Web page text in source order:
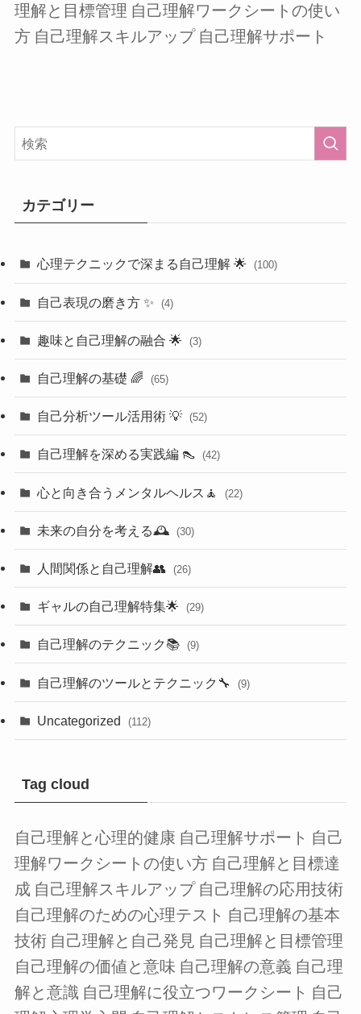
理解と目標管理 自己理解ワークシートの使い
方 自己理解スキルアップ 自己理解サポート
カテゴリー
心理テクニックで深まる自己理解 🌟 (100)
自己表現の磨き方 ✨ (4)
趣味と自己理解の融合 🌟 (3)
自己理解の基礎 🌈 (65)
自己分析ツール活用術 💡 (52)
自己理解を深める実践編 👠 (42)
心と向き合うメンタルヘルス🧘 (22)
未来の自分を考える🕰️ (30)
人間関係と自己理解👥 (26)
ギャルの自己理解特集🌟 (29)
自己理解のテクニック📚 (9)
自己理解のツールとテクニック🔧 (9)
Uncategorized (112)
Tag cloud
自己理解と心理的健康 自己理解サポート 自己
理解ワークシートの使い方 自己理解と目標達
成 自己理解スキルアップ 自己理解の応用技術
自己理解のための心理テスト 自己理解の基本
技術 自己理解と自己発見 自己理解と目標管理
自己理解の価値と意味 自己理解の意義 自己理
解と意識 自己理解に役立つワークシート 自己